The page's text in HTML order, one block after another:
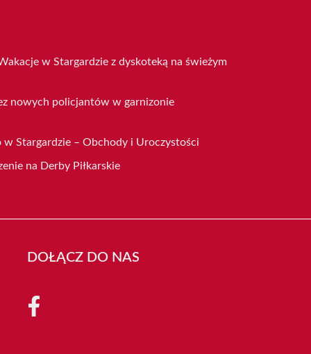
w Stargardzie z dyskoteką na świeżym
nowych policjantów w garnizonie
w Stargardzie – Obchody i Uroczystości
na Derby Piłkarskie
DOŁĄCZ DO NAS